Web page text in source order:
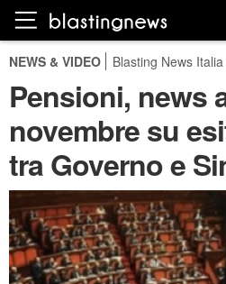
NEWS & VIDEO Blasting News Italia
Pensioni, news
novembre su
tra Governo e